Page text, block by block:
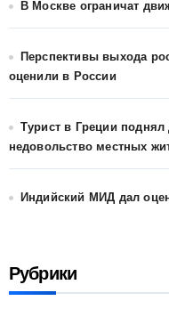
В Москве ограничат
Перспективы выхода
оценили в России
Турист в Греции
недовольство местных
Индийский МИД дал
Рубрики